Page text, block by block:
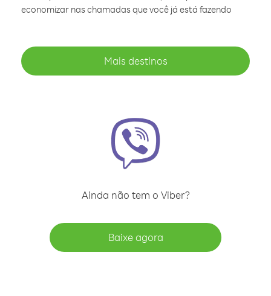
economizar nas chamadas que você já está fazendo
Mais destinos
Ainda não tem o Viber?
Baixe agora